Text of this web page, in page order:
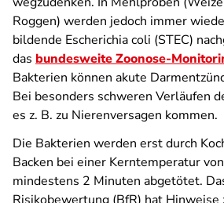
Roggen) werden jedoch immer
bildende Escherichia coli (STEC)
das bundesweite Zoonose-
Bakterien können akute
Bei besonders schweren Verläufen
es z. B. zu Nierenversagen kommen.
Die Bakterien werden erst durch
Backen bei einer Kerntemperatur
mindestens 2 Minuten abgetötet.